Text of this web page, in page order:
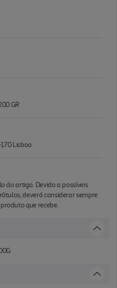
GR
Lisboa
do artigo. Devido a possíveis
deverá considerar sempre
que recebe.